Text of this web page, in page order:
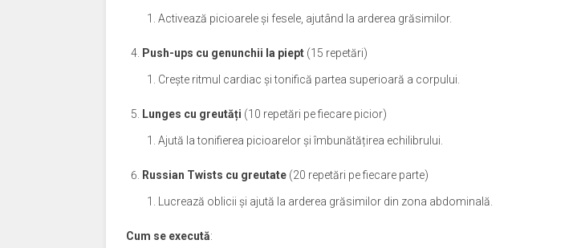
Activează picioarele și fesele, ajutând la arderea grăsimilor.
Push-ups cu genunchii la piept (15 repetări)
Crește ritmul cardiac și tonifică partea superioară a corpului.
Lunges cu greutăți (10 repetări pe fiecare picior)
Ajută la tonifierea picioarelor și îmbunătățirea echilibrului.
Russian Twists cu greutate (20 repetări pe fiecare parte)
Lucrează oblicii și ajută la arderea grăsimilor din zona abdominală.
Cum se execută: